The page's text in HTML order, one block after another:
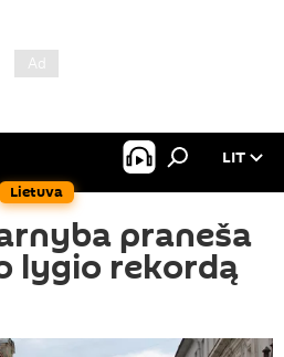
Lietuva
LIT
praneša
lygio rekordą